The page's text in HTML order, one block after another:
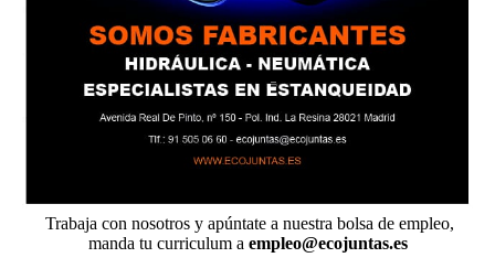
Trabaja con nosotros y apúntate a nuestra bolsa de empleo,
manda tu curriculum a empleo@ecojuntas.es